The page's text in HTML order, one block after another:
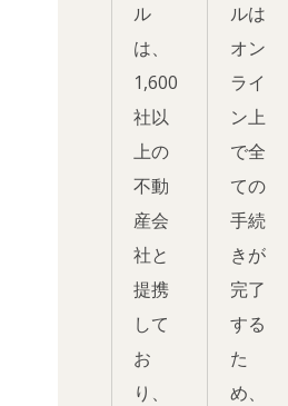
ル
は、
1,600
社以
上の
不動
産会
社と
提携
して
お
り、
ルは
オン
ライ
ン上
で全
ての
手続
きが
完了
する
た
め、